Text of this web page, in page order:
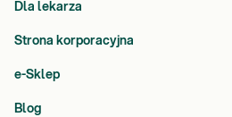
Dla lekarza
Strona korporacyjna
e-Sklep
Blog